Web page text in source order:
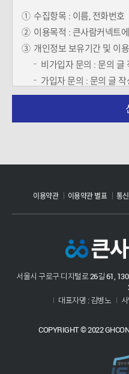
① 수집항목 : 이름, 전화번호
② 이용목적 : 큰사람커넥트
③ 개인정보 보유기간 및 이
비가입자 문의 : 문의 글
가입자 문의 : 문의 글
※ 동의 거부권 및 미 동의
이용약관 이용약관 별표 통
서울시 구로구 디지털로 26길 61,
대표자명 : 김병노
COPYRIGHT © 2022